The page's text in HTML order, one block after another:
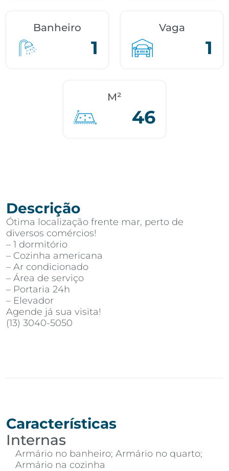
Banheiro
1
Vaga
1
M²
46
Descrição
Ótima localização frente mar, perto de
diversos comércios!
– 1 dormitório
– Cozinha americana
– Ar condicionado
– Área de serviço
– Portaria 24h
– Elevador
Agende já sua visita!
(13) 3040-5050
Características
Internas
Armário no banheiro; Armário no quarto;
Armário na cozinha